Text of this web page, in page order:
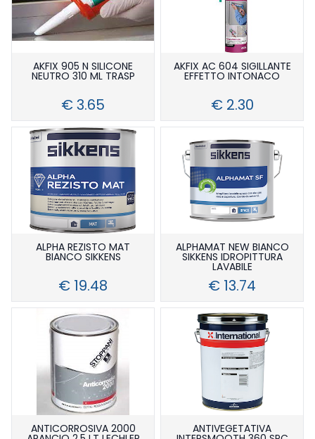
AKFIX 905 N SILICONE
NEUTRO 310 ML TRASP
€ 3.65
AKFIX AC 604 SIGILLANTE
EFFETTO INTONACO
€ 2.30
ALPHA REZISTO MAT
BIANCO SIKKENS
€ 19.48
ALPHAMAT NEW BIANCO
SIKKENS IDROPITTURA
LAVABILE
€ 13.74
ANTICORROSIVA 2000 ANTIVEGETATIVA